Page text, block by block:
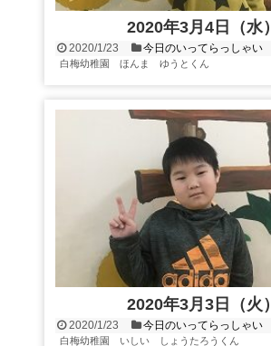
2020年3月4日（水）
2020/1/23 今日のいってらっしゃい
白梅幼稚園 ほんま ゆうとくん
2020年3月3日（火）
2020/1/23 今日のいってらっしゃい
白梅幼稚園 いしい しょうたろうくん